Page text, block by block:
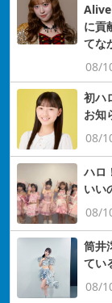
Alive
に貢
てな
08/
初ハ
お知
08/
ハロ
いい
08/
筒井
てい
08/